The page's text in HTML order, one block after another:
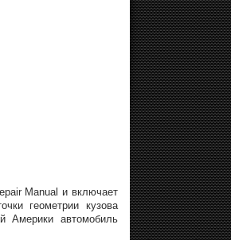
Manual и включает
геометрии кузова
Америки автомобиль